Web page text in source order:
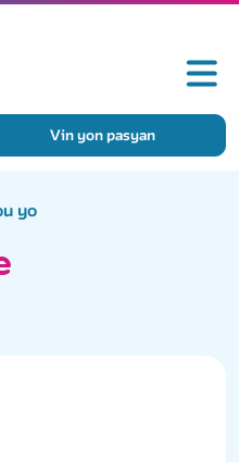
Vin yon pasyan
yo